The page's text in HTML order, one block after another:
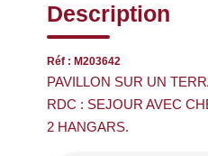
Description
Réf : M203642
PAVILLON SUR UN
RDC : SEJOUR AVEC
2 HANGARS.